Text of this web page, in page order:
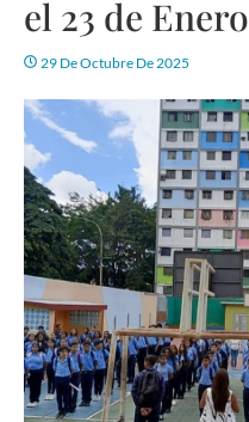
el 23 de Enero
29 De Octubre De 2025